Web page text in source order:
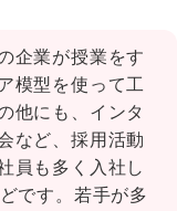
企業が授業をす
模型を使って工
他にも、インタ
など、採用活動
員も多く入社し
です。若手が多